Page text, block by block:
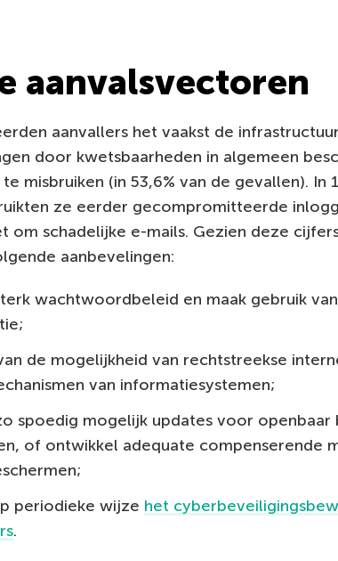
aanvalsvectoren
aanvallers het vaakst de
door kwetsbaarheden in algemeen
misbruiken (in 53,6% van de gevallen). In
ze eerder gecompromitteerde
om schadelijke e-mails. Gezien deze
aanbevelingen:
wachtwoordbeleid en maak gebruik
de mogelijkheid van rechtstreekse
van informatiesystemen;
spoedig mogelijk updates voor openbaar
of ontwikkel adequate compenserende
periodieke wijze het
.